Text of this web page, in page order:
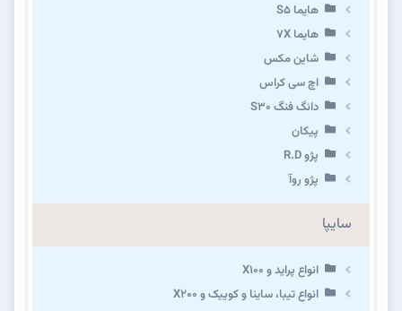
هایما S5
هایما 7X
شاین مکس
اچ سی کراس
دانگ فنگ S30
پیکان
پژو R.D
پژو روآ
سایپا
انواع پراید و X100
انواع تیبا، ساینا و کوییک و X200